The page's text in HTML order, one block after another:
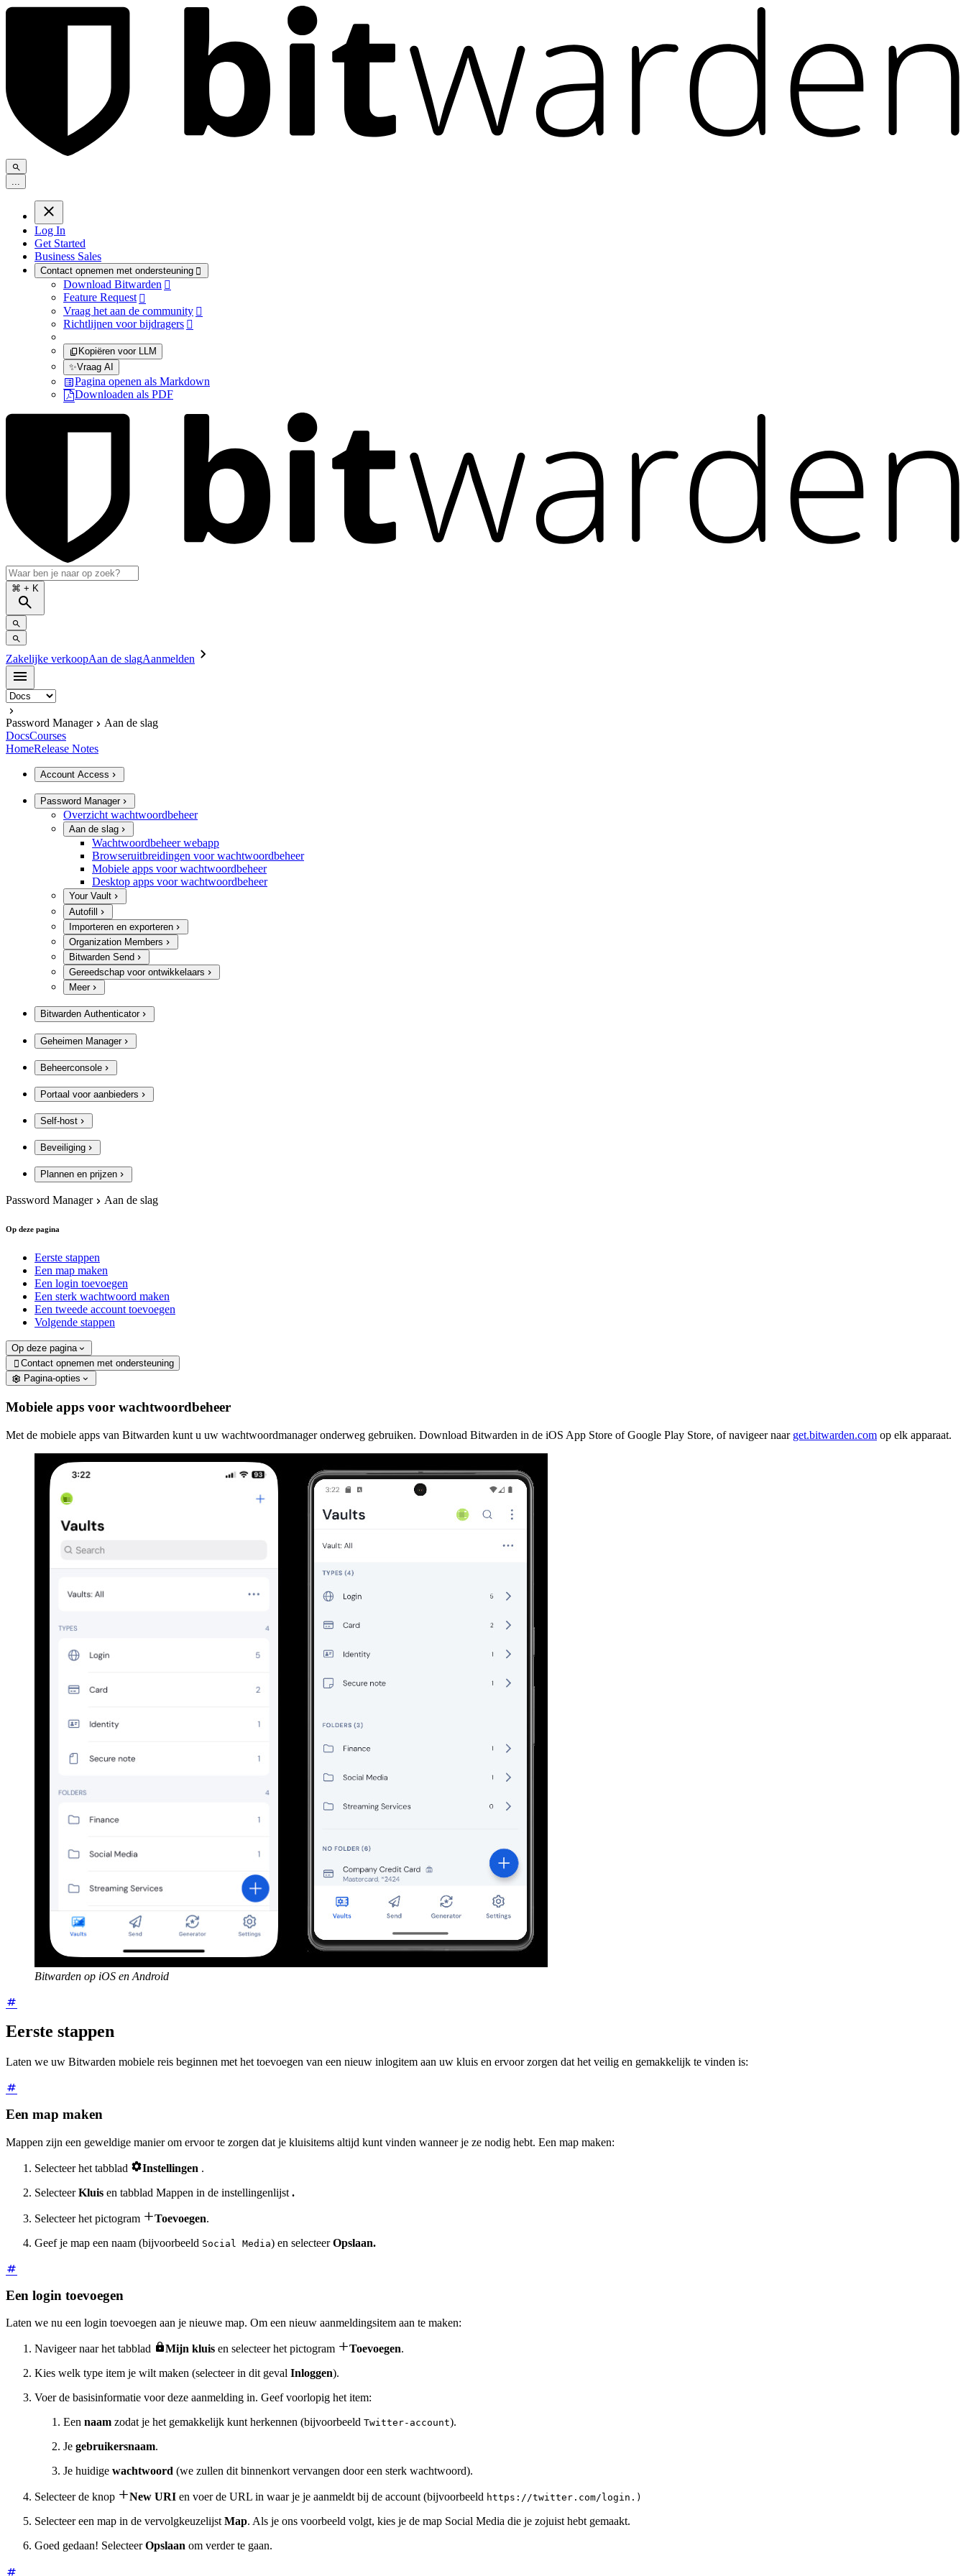
Log In
Get Started
Business Sales
Contact opnemen met ondersteuning 
Download Bitwarden 
Feature Request 
Vraag het aan de community 
Richtlijnen voor bijdragers 
Kopiëren voor LLM
✨Vraag AI
Pagina openen als Markdown
Downloaden als PDF
⌘ + K
Zakelijke verkoopAan de slagAanmelden
Password Manager
Aan de slag
DocsCourses
HomeRelease Notes
Account Access
Password Manager
Overzicht wachtwoordbeheer
Aan de slag
Wachtwoordbeheer webapp
Browseruitbreidingen voor wachtwoordbeheer
Mobiele apps voor wachtwoordbeheer
Desktop apps voor wachtwoordbeheer
Your Vault
Autofill
Importeren en exporteren
Organization Members
Bitwarden Send
Gereedschap voor ontwikkelaars
Meer
Bitwarden Authenticator
Geheimen Manager
Beheerconsole
Portaal voor aanbieders
Self-host
Beveiliging
Plannen en prijzen
Password Manager Aan de slag
Op deze pagina
Eerste stappen
Een map maken
Een login toevoegen
Een sterk wachtwoord maken
Een tweede account toevoegen
Volgende stappen
Op deze pagina
 Contact opnemen met ondersteuning
Pagina-opties
Mobiele apps voor wachtwoordbeheer
Met de mobiele apps van Bitwarden kunt u uw wachtwoordmanager onderweg gebruiken. Download Bitwarden in de iOS App Store of Google Play Store, of navigeer naar get.bitwarden.com op elk apparaat.
Bitwarden op iOS en Android
Eerste stappen
Laten we uw Bitwarden mobiele reis beginnen met het toevoegen van een nieuw inlogitem aan uw kluis en ervoor zorgen dat het veilig en gemakkelijk te vinden is:
Een map maken
Mappen zijn een geweldige manier om ervoor te zorgen dat je kluisitems altijd kunt vinden wanneer je ze nodig hebt. Een map maken:
Selecteer het tabblad Instellingen .
SelecteerKluis en tabblad Mappen in de instellingenlijst .
Selecteer het pictogram Toevoegen.
Geef je map een naam (bijvoorbeeld Social Media) en selecteerOpslaan.
Een login toevoegen
Laten we nu een login toevoegen aan je nieuwe map. Om een nieuw aanmeldingsitem aan te maken:
Navigeer naar het tabblad Mijn kluis en selecteer het pictogram Toevoegen.
Kies welk type item je wilt maken (selecteer in dit geval Inloggen).
Voer de basisinformatie voor deze aanmelding in. Geef voorlopig het item:
Een naam zodat je het gemakkelijk kunt herkennen (bijvoorbeeld Twitter-account).
Je gebruikersnaam.
Je huidige wachtwoord (we zullen dit binnenkort vervangen door een sterk wachtwoord).
Selecteer de knop New URI en voer de URL in waar je je aanmeldt bij de account (bijvoorbeeld https://twitter.com/login.)
Selecteer een map in de vervolgkeuzelijstMap. Als je ons voorbeeld volgt, kies je de map Social Media die je zojuist hebt gemaakt.
Goed gedaan! SelecteerOpslaan om verder te gaan.